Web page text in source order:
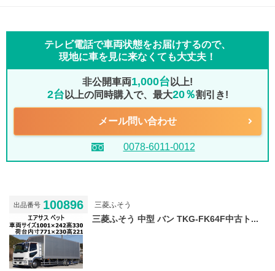
テレビ電話で車両状態をお届けするので、
現地に車を見に来なくても大丈夫！
非公開車両1,000台 以上!
2台 以上の同時購入で、最大20％割引き!
メール問い合わせ
0078-6011-0012
出品番号 100896 三菱ふそう
三菱ふそう 中型 バン TKG-FK64F中古ト...